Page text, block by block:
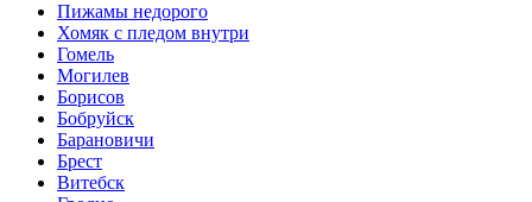
Пижамы недорого
Хомяк с пледом внутри
Гомель
Могилев
Борисов
Бобруйск
Барановичи
Брест
Витебск